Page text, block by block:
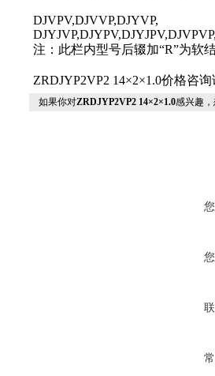
DJVPV,DJVVP,DJYVP,
注：此栏内型号后辍加“R”为软
ZRDJYP2VP2 14×2×1.0价格咨
如果你对ZRDJYP2VP2 14×2×1.0感兴趣